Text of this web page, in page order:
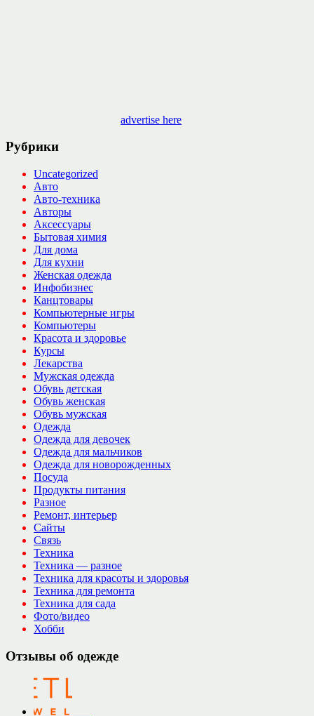
advertise here
Рубрики
Uncategorized
Авто
Авто-техника
Авторы
Аксессуары
Бытовая химия
Для дома
Для кухни
Женская одежда
Инфобизнес
Канцтовары
Компьютерные игры
Компьютеры
Красота и здоровье
Курсы
Лекарства
Мужская одежда
Обувь детская
Обувь женская
Обувь мужская
Одежда
Одежда для девочек
Одежда для мальчиков
Одежда для новорожденных
Посуда
Продукты питания
Разное
Ремонт, интерьер
Сайты
Связь
Техника
Техника — разное
Техника для красоты и здоровья
Техника для ремонта
Техника для сада
Фото/видео
Хобби
Отзывы об одежде